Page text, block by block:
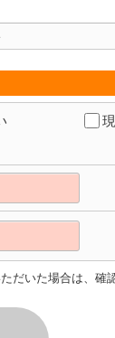
だいた場合は、確